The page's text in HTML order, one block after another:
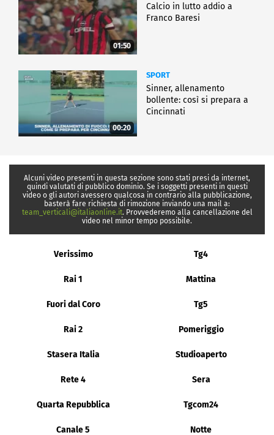
01:50
Calcio in lutto addio a
Franco Baresi
00:20
SPORT
Sinner, allenamento
bollente: così si prepara a
Cincinnati
Alcuni video presenti in questa sezione sono stati presi da internet,
quindi valutati di pubblico dominio. Se i soggetti presenti in questi
video o gli autori avessero qualcosa in contrario alla pubblicazione,
basterà fare richiesta di rimozione inviando una mail a:
team_verticali@italiaonline.it. Provvederemo alla cancellazione del
video nel minor tempo possibile.
Verissimo Tg4
Rai 1 Mattina
Fuori dal Coro Tg5
Rai 2 Pomeriggio
Stasera Italia Studioaperto
Rete 4 Sera
Quarta Repubblica Tgcom24
Canale 5 Notte